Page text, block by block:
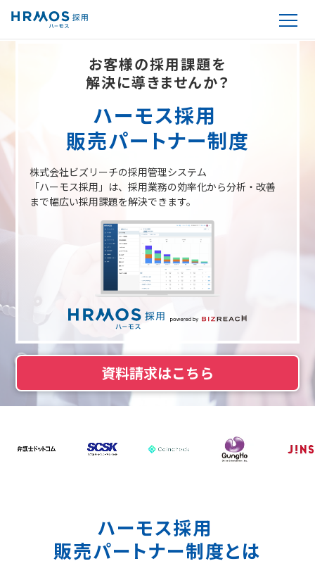
お客様の採用課題を
解決に導きませんか？
ハーモス採用
販売パートナー制度
株式会社ビズリーチの採用管理システム
「ハーモス採用」は、採用業務の効率化から分析・改善
まで幅広い採用課題を解決できます。
資料請求はこちら
ハーモス採用
販売パートナー制度とは